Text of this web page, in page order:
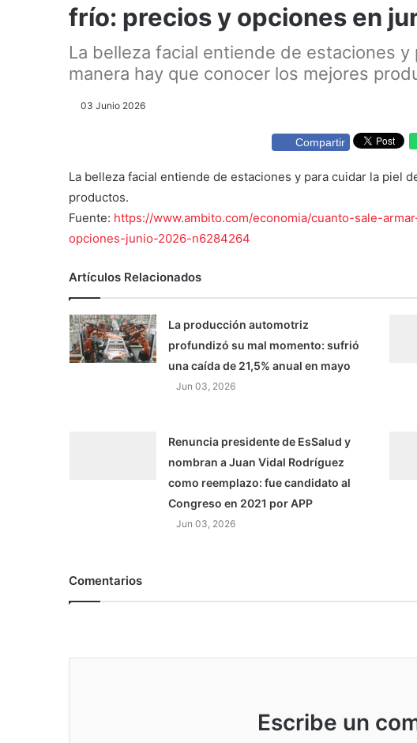
frío: precios y opciones en
La belleza facial entiende de estaciones y
manera hay que conocer los mejores
03 Junio 2026
Compartir
La belleza facial entiende de estaciones y para cuidar la piel
productos.
Fuente: https://www.ambito.com/economia/cuanto-sale-
opciones-junio-2026-n6284264
Artículos Relacionados
La producción automotriz
profundizó su mal momento: sufrió
una caída de 21,5% anual en mayo
Jun 03, 2026
Renuncia presidente de EsSalud y
nombran a Juan Vidal Rodríguez
como reemplazo: fue candidato al
Congreso en 2021 por APP
Jun 03, 2026
Comentarios
Escribe un